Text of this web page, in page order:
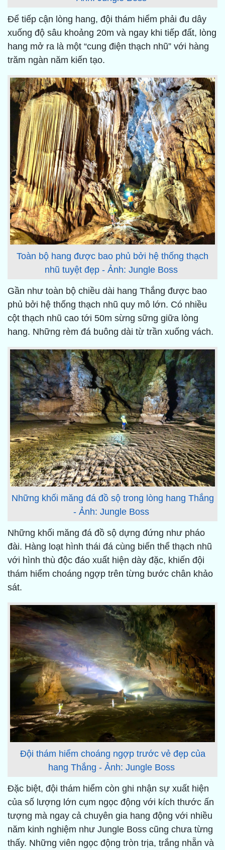
Để tiếp cận lòng hang, đội thám hiểm phải đu dây
xuống độ sâu khoảng 20m và ngay khi tiếp đất, lòng
hang mở ra là một “cung điện thạch nhũ” với hàng
trăm ngàn năm kiến tạo.
Toàn bộ hang được bao phủ bởi hệ thống thạch
nhũ tuyệt đẹp - Ảnh: Jungle Boss
Gần như toàn bộ chiều dài hang Thắng được bao
phủ bởi hệ thống thạch nhũ quy mô lớn. Có nhiều
cột thạch nhũ cao tới 50m sừng sững giữa lòng
hang. Những rèm đá buông dài từ trần xuống vách.
Những khối măng đá đồ sộ trong lòng hang Thắng
- Ảnh: Jungle Boss
Những khối măng đá đồ sộ dựng đứng như pháo
đài. Hàng loạt hình thái đá cùng biến thể thạch nhũ
với hình thù độc đáo xuất hiện dày đặc, khiến đội
thám hiểm choáng ngợp trên từng bước chân khảo
sát.
Đội thám hiểm choáng ngợp trước vẻ đẹp của
hang Thắng - Ảnh: Jungle Boss
Đặc biệt, đội thám hiểm còn ghi nhận sự xuất hiện
của số lượng lớn cụm ngọc động với kích thước ấn
tượng mà ngay cả chuyên gia hang động với nhiều
năm kinh nghiệm như Jungle Boss cũng chưa từng
thấy. Những viên ngọc động tròn trịa, trắng nhẵn và